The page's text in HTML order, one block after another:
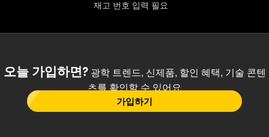
재고 번호 입력 필요
오늘 가입하면?광학 트렌드, 신제품, 할인 혜택, 기술 콘텐
츠를 확인할 수 있어요
가입하기